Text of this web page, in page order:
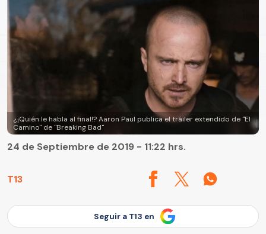
¿¡Quién le habla al final!? Aaron Paul publica el tráiler extendido de "El
Camino" de "Breaking Bad"
T13
24 de Septiembre de 2019 - 11:22 hrs.
Seguir a T13 en